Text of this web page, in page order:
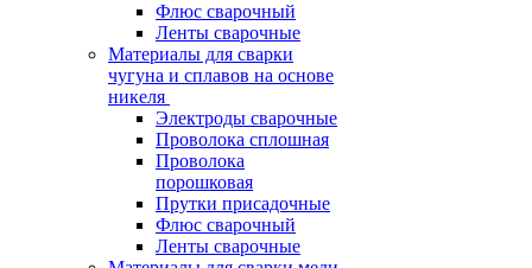
Флюс сварочный
Ленты сварочные
Материалы для сварки
чугуна и сплавов на основе
никеля
Электроды сварочные
Проволока сплошная
Проволока
порошковая
Прутки присадочные
Флюс сварочный
Ленты сварочные